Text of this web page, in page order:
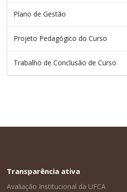
Plano de Gestão
Projeto Pedagógico do Curso
Trabalho de Conclusão de Curso
Transparência ativa
Avaliação Institucional da UFCA